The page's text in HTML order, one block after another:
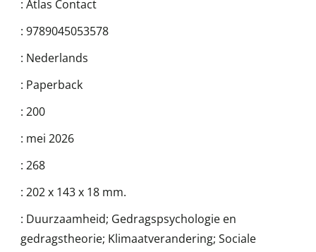
: Atlas Contact
: 9789045053578
: Nederlands
: Paperback
: 200
: mei 2026
: 268
: 202 x 143 x 18 mm.
: Duurzaamheid; Gedragspsychologie en
gedragstheorie; Klimaatverandering; Sociale